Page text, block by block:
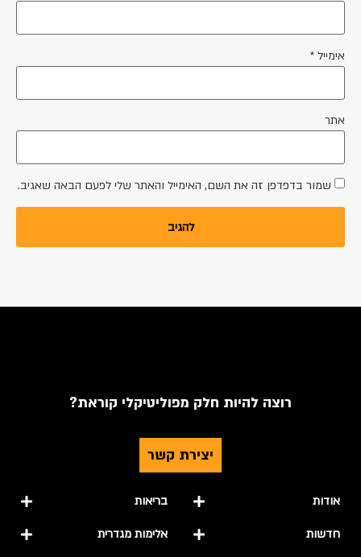
אימייל *
אתר
שמור בדפדפן זה את השם, האימייל והאתר שלי לפעם הבאה שאגיב.
רוצה להיות חלק מפוליטיקלי קוראת?
יצירת קשר
אודות
חדשות
בריאות
אלימות מגדרית